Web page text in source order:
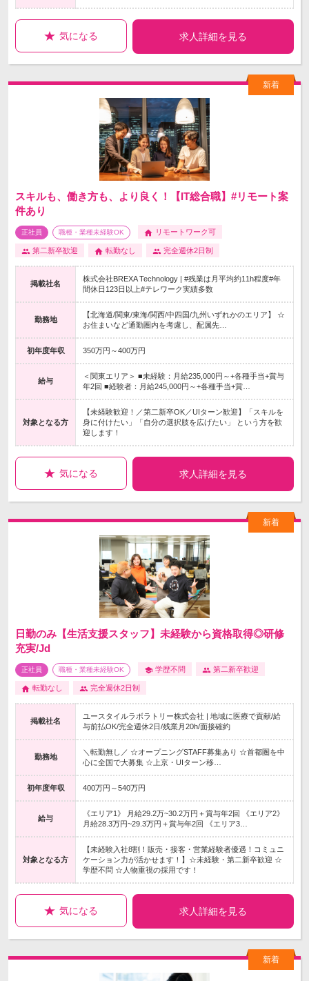
気になる 求人詳細を見る
スキルも、働き方も、より良く！【IT総合職】#リモート案
件あり
正社員 職種・業種未経験OK リモートワーク可
第二新卒歓迎 転勤なし 完全週休2日制
掲載社名
株式会社BREXA Technology | #残業は月平均約11h程度#年
間休日123日以上#テレワーク実績多数
勤務地
【北海道/関東/東海/関西/中四国/九州いずれかのエリア】 ☆
お住まいなど通勤圏内を考慮し、配属先…
初年度年収 350万円～400万円
給与
＜関東エリア＞ ■未経験：月給235,000円～+各種手当+賞与
年2回 ■経験者：月給245,000円～+各種手当+賞…
対象となる方
【未経験歓迎！／第二新卒OK／UIターン歓迎】「スキルを
身に付けたい」「自分の選択肢を広げたい」 という方を歓
迎します！
気になる 求人詳細を見る
日勤のみ【生活支援スタッフ】未経験から資格取得◎研修
充実/Jd
正社員 職種・業種未経験OK 学歴不問 第二新卒歓迎
転勤なし 完全週休2日制
掲載社名
ユースタイルラボラトリー株式会社 | 地域に医療で貢献/給
与前払OK/完全週休2日/残業月20h/面接確約
勤務地
＼転勤無し／ ☆オープニングSTAFF募集あり ☆首都圏を中
心に全国で大募集 ☆上京・UIターン移…
初年度年収 400万円～540万円
給与
《エリア1》 月給29.2万~30.2万円＋賞与年2回 《エリア2》
月給28.3万円~29.3万円＋賞与年2回 《エリア3…
対象となる方
【未経験入社8割！販売・接客・営業経験者優遇！コミュニ
ケーション力が活かせます！】☆未経験・第二新卒歓迎 ☆
学歴不問 ☆人物重視の採用です！
気になる 求人詳細を見る